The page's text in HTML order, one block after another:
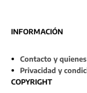
INFORMACIÓN
Contacto y
Privacidad y
COPYRIGHT